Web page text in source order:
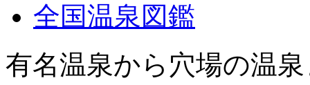
全国温泉図鑑
有名温泉から穴場の温